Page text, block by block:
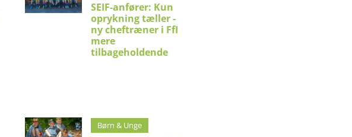
SEIF-anfører: Kun
oprykning tæller -
ny cheftræner i FfI
mere
tilbageholdende
Børn & Unge